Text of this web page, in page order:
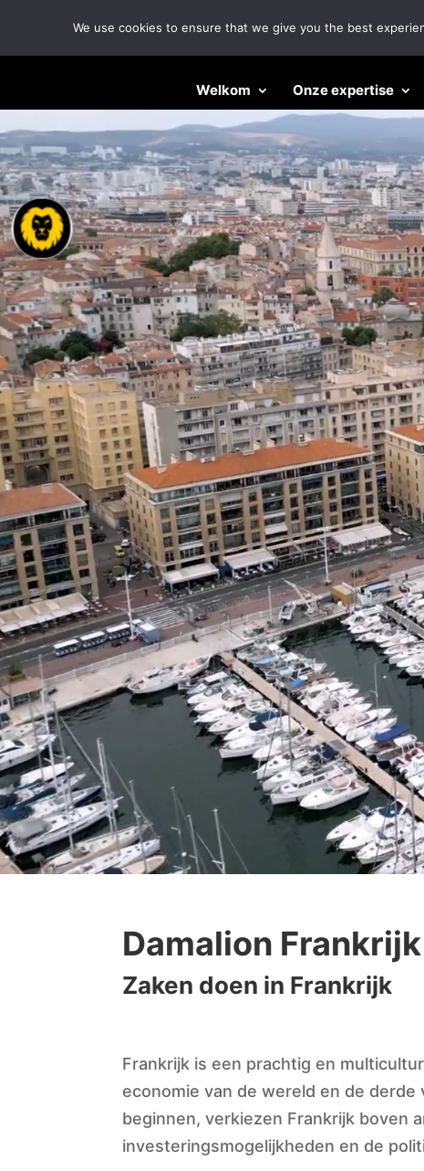
Welkom Onze expertise
Damalion
Zaken doen in Frankrijk
Frankrijk is een prachtig en
economie van de wereld en de
beginnen, verkiezen Frankrijk boven
investeringsmogelijkheden en de
We use cookies to ensure that we give you the best